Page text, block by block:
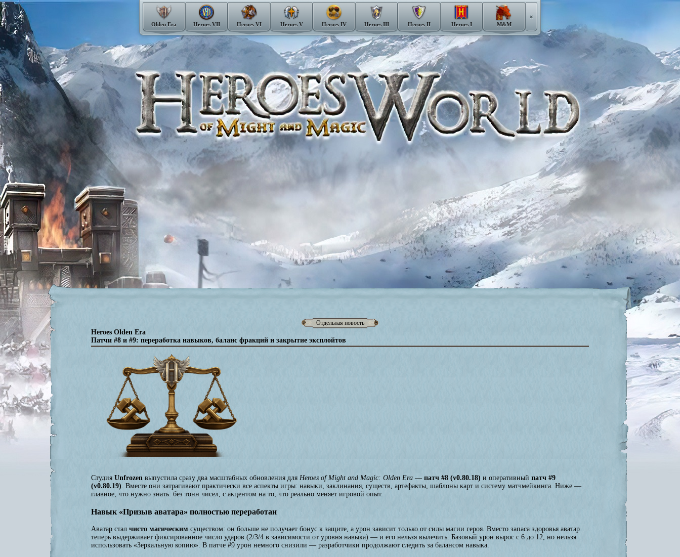
Olden Era Heroes VII Heroes VI Heroes V Heroes IV Heroes III Heroes II Heroes I M&M
×
Отдельная новость
Heroes Olden Era
Патчи #8 и #9: переработка навыков, баланс фракций и закрытие эксплойтов
Студия Unfrozen выпустила сразу два масштабных обновления для Heroes of Might and Magic: Olden Era — патч #8 (v0.80.18) и оперативный патч #9
(v0.80.19). Вместе они затрагивают практически все аспекты игры: навыки, заклинания, существ, артефакты, шаблоны карт и систему матчмейкинга. Ниже —
главное, что нужно знать: без тонн чисел, с акцентом на то, что реально меняет игровой опыт.
Навык «Призыв аватара» полностью переработан
Аватар стал чисто магическим существом: он больше не получает бонус к защите, а урон зависит только от силы магии героя. Вместо запаса здоровья аватар
теперь выдерживает фиксированное число ударов (2/3/4 в зависимости от уровня навыка) — и его нельзя вылечить. Базовый урон вырос с 6 до 12, но нельзя
использовать «Зеркальную копию». В патче #9 урон немного снизили — разработчики продолжают следить за балансом навыка.